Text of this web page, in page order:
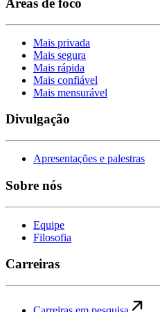
Áreas de foco
Mais privada
Mais segura
Mais rápida
Mais confiável
Mais mensurável
Divulgação
Apresentações e palestras
Sobre nós
Equipe
Filosofia
Carreiras